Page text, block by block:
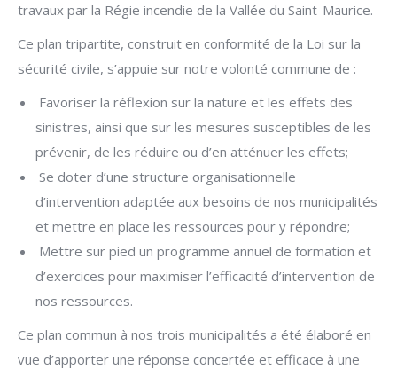
travaux par la Régie incendie de la Vallée du Saint-Maurice.
Ce plan tripartite, construit en conformité de la Loi sur la
sécurité civile, s’appuie sur notre volonté commune de :
Favoriser la réflexion sur la nature et les effets des
sinistres, ainsi que sur les mesures susceptibles de les
prévenir, de les réduire ou d’en atténuer les effets;
Se doter d’une structure organisationnelle
d’intervention adaptée aux besoins de nos municipalités
et mettre en place les ressources pour y répondre;
Mettre sur pied un programme annuel de formation et
d’exercices pour maximiser l’efficacité d’intervention de
nos ressources.
Ce plan commun à nos trois municipalités a été élaboré en
vue d’apporter une réponse concertée et efficace à une